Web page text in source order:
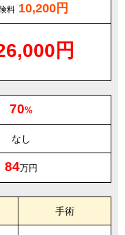
料 10,200円
円
70%
なし
84万円
手術